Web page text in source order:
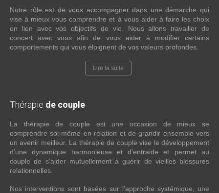
Notre rôle est de vous accompagner dans une démarche qui
vise à mieux vous comprendre et à vous aider à faire les choix
en lien avec vos objectifs de vie. Nous allons travailler de
concert avec vous afin de vous aider à modifier certains
comportements qui vous éloignent de vos valeurs profondes.
Lire la suite
Thérapie de couple
La thérapie de couple est une occasion de mieux se
comprendre soi-même en relation et de grandir ensemble vers
un avenir meilleur. La thérapie de couple vise le développement
d’une dynamique harmonieuse et d’entraide et permet au
couple de s’aider mutuellement à guérir de vieilles blessures
relationnelles.
Nos interventions sont basées sur l’approche systémique, une